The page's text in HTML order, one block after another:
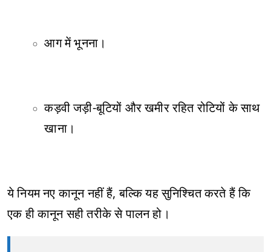
आग में भूनना।
कड़वी जड़ी-बूटियों और खमीर रहित रोटियों के साथ
खाना।
ये नियम नए कानून नहीं हैं, बल्कि यह सुनिश्चित करते हैं कि
एक ही कानून सही तरीके से पालन हो।